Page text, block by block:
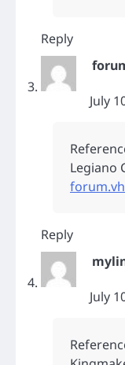
Reply
July
Legiano
Reply
July